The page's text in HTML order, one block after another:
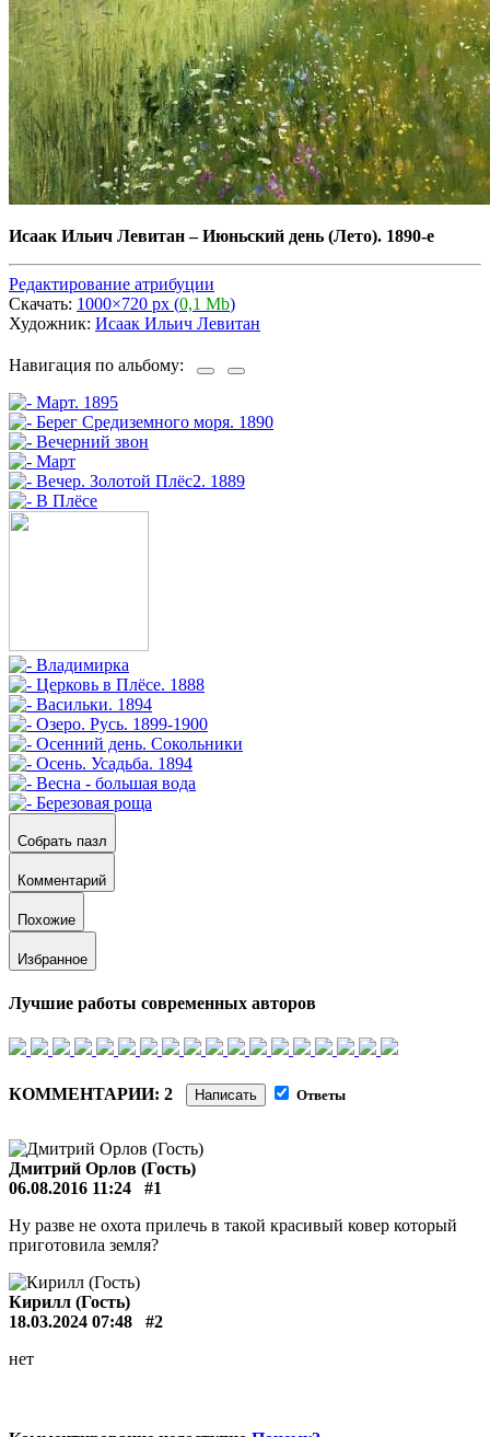
Исаак Ильич Левитан–Июньский день (Лето). 1890-е
Редактирование атрибуции
Скачать: 1000×720 px (0,1 Mb)
Художник: Исаак Ильич Левитан
Навигация по альбому:
Собрать пазл
Комментарий
Похожие
Избранное
Лучшие работы современных авторов
КОММЕНТАРИИ: 2 Написать Ответы
Дмитрий Орлов (Гость)
06.08.2016 11:24
#1
Ну разве не охота прилечь в такой красивый ковер который
приготовила земля?
Кирилл (Гость)
18.03.2024 07:48
#2
нет